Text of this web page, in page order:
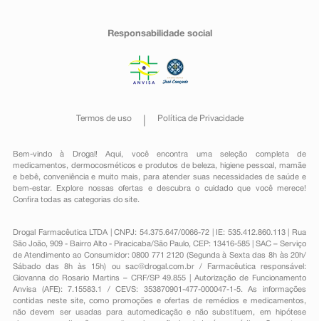
Responsabilidade social
Termos de uso Política de Privacidade
Bem-vindo à Drogal! Aqui, você encontra uma seleção completa de
medicamentos , dermocosméticos e produtos de beleza, higiene pessoal ,mamãe
e bebê, conveniênciae muito mais, para atender suas necessidades de saúde e
bem-estar. Explore nossas ofertas e descubra o cuidado que você merece!
Confira todas as categorias do site.
Drogal Farmacêutica LTDA | CNPJ: 54.375.647/0066-72 | IE: 535.412.860.113 | Rua
São João, 909 - Bairro Alto - Piracicaba/São Paulo, CEP: 13416-585 | SAC – Serviço
de Atendimento ao Consumidor: 0800 771 2120 (Segunda à Sexta das 8h às 20h/
Sábado das 8h às 15h) ou sac@drogal.com.br/ Farmacêutica responsável:
Giovanna do Rosario Martins – CRF/SP 49.855 | Autorização de Funcionamento
Anvisa (AFE): 7.15583.1 / CEVS: 353870901-477-000047-1-5. As informações
contidas neste site, como promoções e ofertas de remédios e medicamentos,
não devem ser usadas para automedicação e não substituem, em hipótese